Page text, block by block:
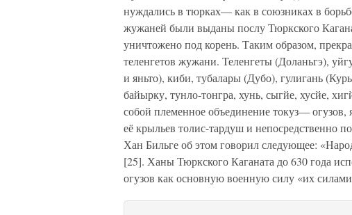
нуждались в тюрках— как в союзниках в
жужаней были выданы послу Тюркского
уничтожено под корень. Таким образом,
теленгетов жужани. Теленгеты (Доланьгэ),
и яньто), киби, тубалары (Дубо), гулигань
байырку, тунло-тонгра, хунь, сыгйе, хусйе,
собой племенное объединение токуз—
её крыльев толис-тардуш и непосредственно
Хан Бильге об этом говорил следующее:
[25]. Ханы Тюркского Каганата до 630 года
огузов как основную военную силу «их